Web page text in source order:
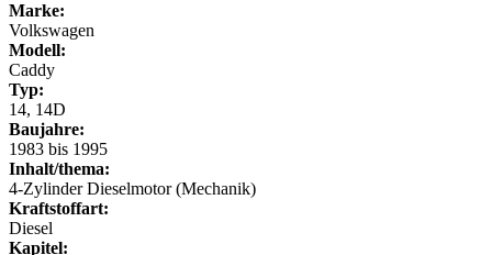
Marke:
Volkswagen
Modell:
Caddy
Typ:
14, 14D
Baujahre:
1983 bis 1995
Inhalt/thema:
4-Zylinder Dieselmotor (Mechanik)
Kraftstoffart:
Diesel
Kapitel: